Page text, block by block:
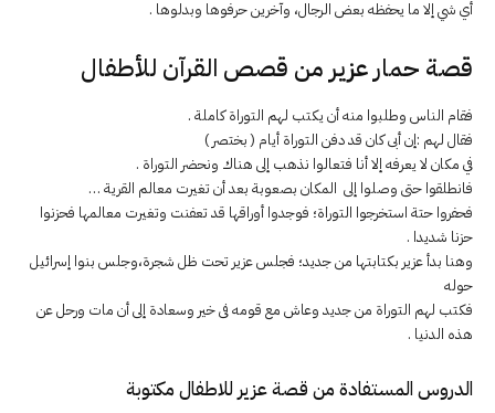
أي شي إلا ما يحفظه بعض الرجال، وآخرين حرفوها وبدلوها .
قصة حمار عزير من قصص القرآن للأطفال
فقام الناس وطلبوا منه أن يكتب لهم التوراة كاملة .
فقال لهم :إن أبى كان قد دفن التوراة أيام ( بختصر )
في مكان لا يعرفه إلا أنا فتعالوا نذهب إلى هناك ونحضر التوراة .
فانطلقوا حتى وصلوا إلى المكان بصعوبة بعد أن تغيرت معالم القرية …
فحفروا حتة استخرجوا التوراة؛ فوجدوا أوراقها قد تعفنت وتغيرت معالمها فحزنوا
حزنا شديدا .
وهنا بدأ عزير بكتابتها من جديد؛ فجلس عزير تحت ظل شجرة،وجلس بنوا إسرائيل
حوله
فكتب لهم التوراة من جديد وعاش مع قومه فى خير وسعادة إلى أن مات ورحل عن
هذه الدنيا .
الدروس المستفادة من قصة عزير للاطفال مكتوبة